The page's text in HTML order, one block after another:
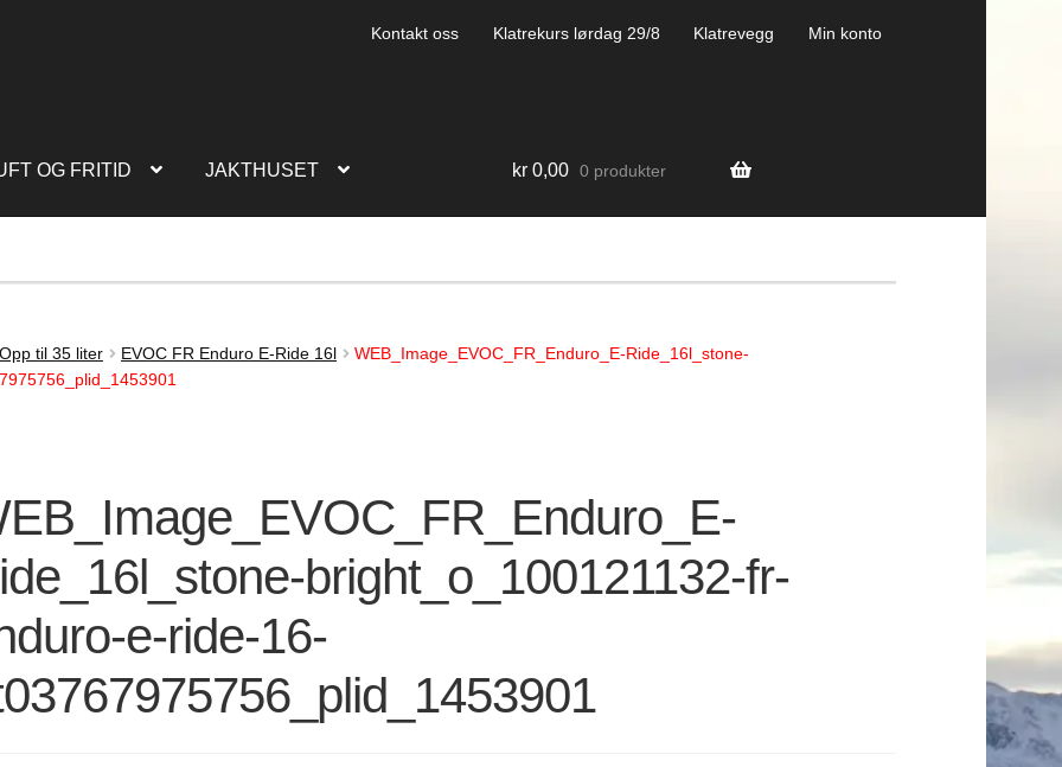
Kontakt oss Klatrekurs lørdag 29/8 Klatrevegg Min konto
OG FRITID JAKTHUSET kr 0,00 0 produkter
Opp til 35 liter EVOC FR Enduro E-Ride 16l
WEB_Image_EVOC_FR_Enduro_E-Ride_16l_stone-
bright_o_100121132-fr-
e-ride-16-